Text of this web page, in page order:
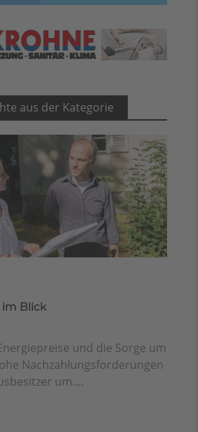
aus der Kategorie
Blick
und die Sorge um
Nachzahlungsforderungen
um....